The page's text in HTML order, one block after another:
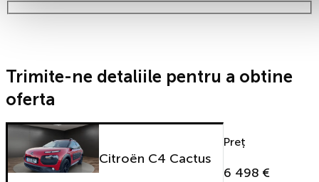
Trimite-ne detaliile pentru a obtine
oferta
Citroën C4 Cactus
Preț
6 498 €